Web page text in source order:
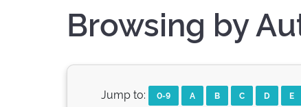
Browsing by
Jump to: 0-9 A B C D E